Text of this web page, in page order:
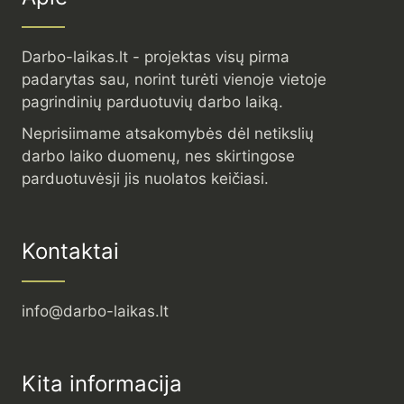
Darbo-laikas.lt - projektas visų pirma
padarytas sau, norint turėti vienoje vietoje
pagrindinių parduotuvių darbo laiką.
Neprisiimame atsakomybės dėl netikslių
darbo laiko duomenų, nes skirtingose
parduotuvėsji jis nuolatos keičiasi.
Kontaktai
info@darbo-laikas.lt
Kita informacija